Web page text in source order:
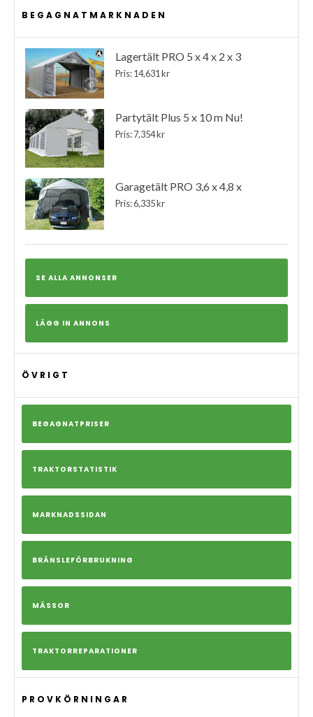
BEGAGNATMARKNADEN
Lagertält PRO 5 x 4 x 2 x 3
Pris: 14,631 kr
Partytält Plus 5 x 10 m Nu!
Pris: 7,354 kr
Garagetält PRO 3,6 x 4,8 x
Pris: 6,335 kr
SE ALLA ANNONSER
LÄGG IN ANNONS
ÖVRIGT
BEGAGNATPRISER
TRAKTORSTATISTIK
MARKNADSSIDAN
BRÄNSLEFÖRBRUKNING
MÄSSOR
TRAKTORREPARATIONER
PROVKÖRNINGAR